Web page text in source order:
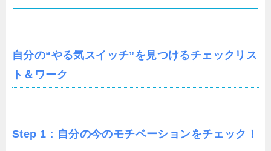
自分の“やる気スイッチ”を見つけるチェックリス
ト＆ワーク
Step 1：自分の今のモチベーションをチェック！